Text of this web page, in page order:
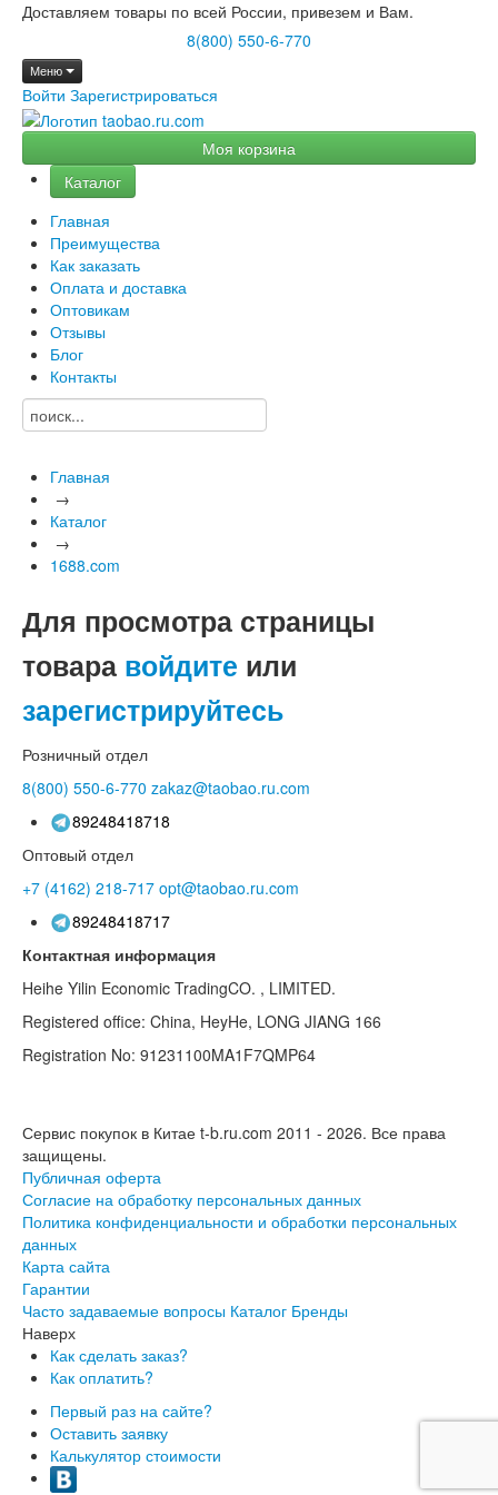
Доставляем товары по всей России, привезем и Вам.
8(800) 550-6-770
Меню
Войти Зарегистрироваться
Моя корзина
Каталог
Главная
Преимущества
Как заказать
Оплата и доставка
Оптовикам
Отзывы
Блог
Контакты
Главная
→
Каталог
→
1688.com
Для просмотра страницы
товара войдите или
зарегистрируйтесь
Розничный отдел
8(800) 550-6-770 zakaz@taobao.ru.com
89248418718
Оптовый отдел
+7 (4162) 218-717 opt@taobao.ru.com
89248418717
Контактная информация
Heihe Yilin Economic TradingCO. , LIMITED.
Registered office: China, HeyHe, LONG JIANG 166
Registration No: 91231100MA1F7QMP64
Сервис покупок в Китае t-b.ru.com 2011 - 2026. Все права
защищены.
Публичная оферта
Согласие на обработку персональных данных
Политика конфиденциальности и обработки персональных
данных
Карта сайта
Гарантии
Часто задаваемые вопросы Каталог Бренды
Наверх
Как сделать заказ?
Как оплатить?
Первый раз на сайте?
Оставить заявку
Калькулятор стоимости